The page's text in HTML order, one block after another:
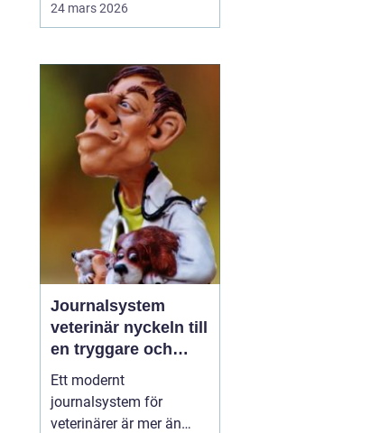
stilla sjöar, skogar och
byar med starka
traditioner. Samtid...
24 mars 2026
Journalsystem
veterinär nyckeln till
en tryggare och
smidigare djurvård
Ett modernt
journalsystem för
veterinärer är mer än